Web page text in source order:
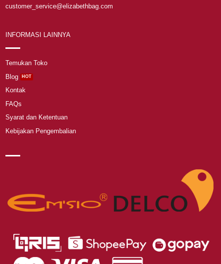
customer_service@elizabethbag.com
INFORMASI LAINNYA
Temukan Toko
Blog
Kontak
FAQs
Syarat dan Ketentuan
Kebijakan Pengembalian